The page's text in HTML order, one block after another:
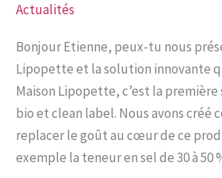
Actualités
Bonjour Etienne, peux-tu nous
Lipopette et la solution innovante
Maison Lipopette, c’est la première
bio et clean label. Nous avons créé
replacer le goût au cœur de ce
exemple la teneur en sel de 30 à 50